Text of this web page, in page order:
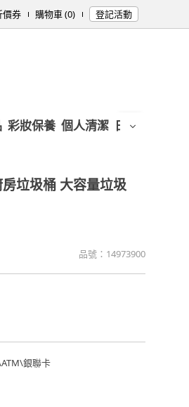
價券 購物車 (0) 登記活動
彩妝保養 個人清潔 日用/紙品
垃圾桶 大容量垃圾
品號： 14973900
ATM\銀聯卡